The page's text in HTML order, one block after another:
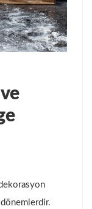
dönemlerdir.